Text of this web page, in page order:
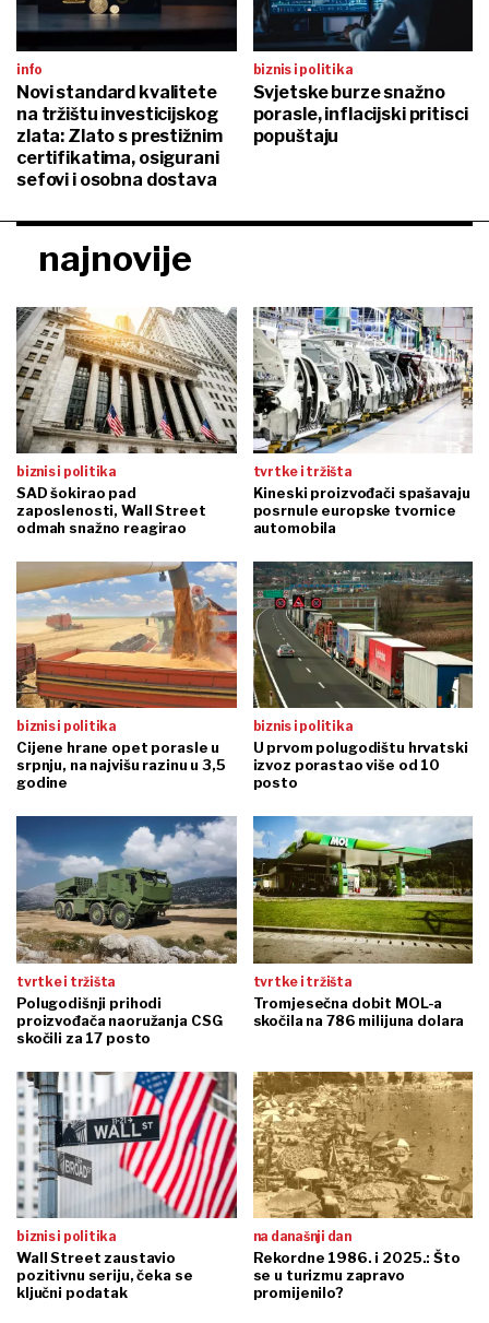
info
Novi standard kvalitete
na tržištu investicijskog
zlata: Zlato s prestižnim
certifikatima, osigurani
sefovi i osobna dostava
biznis i politika
Svjetske burze snažno
porasle, inflacijski pritisci
popuštaju
najnovije
biznis i politika
SAD šokirao pad
zaposlenosti, Wall Street
odmah snažno reagirao
tvrtke i tržišta
Kineski proizvođači spašavaju
posrnule europske tvornice
automobila
biznis i politika
Cijene hrane opet porasle u
srpnju, na najvišu razinu u 3,5
godine
biznis i politika
U prvom polugodištu hrvatski
izvoz porastao više od 10
posto
tvrtke i tržišta
Polugodišnji prihodi
proizvođača naoružanja CSG
skočili za 17 posto
tvrtke i tržišta
Tromjesečna dobit MOL-a
skočila na 786 milijuna dolara
biznis i politika
Wall Street zaustavio
pozitivnu seriju, čeka se
ključni podatak
na današnji dan
Rekordne 1986. i 2025.: Što
se u turizmu zapravo
promijenilo?